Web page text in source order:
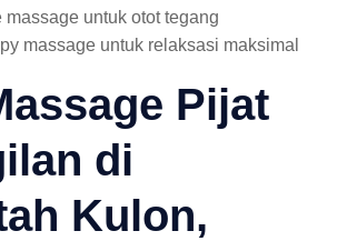
massage untuk otot tegang
massage untuk relaksasi maksimal
Pijat
di
Kulon,